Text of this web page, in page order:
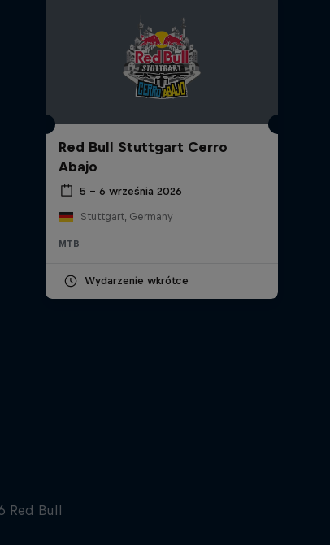
Red Bull Stuttgart Cerro
Abajo
5 – 6 września 2026
Stuttgart, Germany
MTB
Wydarzenie wkrótce